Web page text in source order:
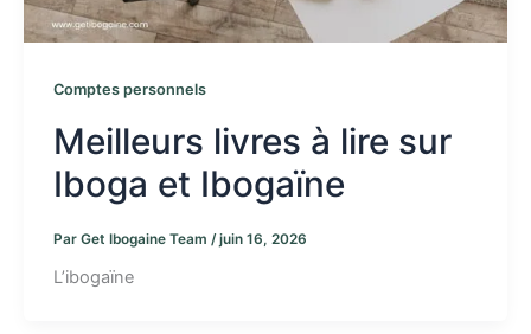
Comptes personnels
Meilleurs livres à lire sur
Iboga et Ibogaïne
Par Get Ibogaine Team /juin 16, 2026
L’ibogaïne